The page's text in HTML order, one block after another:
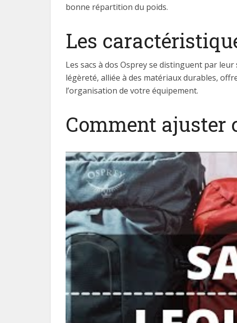
bonne répartition du poids.
Les
Les sacs à dos Osprey se distinguent par leur
légèreté, alliée à des matériaux durables,
l’organisation de votre équipement.
Comment ajuster